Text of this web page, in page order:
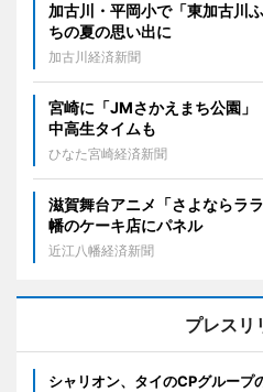
加古川・平岡小で「東加古川
ちの夏の思い出に
加古川経済新聞
宮崎に「JMさかえまち公園
中高生タイムも
ひなた宮崎経済新聞
滋賀舞台アニメ「さよならラ
幡のケーキ店にパネル
近江八幡経済新聞
プレスリ
シャリオン、タイのCPグループ